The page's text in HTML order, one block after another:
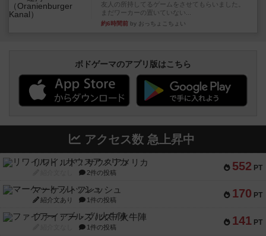
友人の所持してるゲームをさせてもらいました。
まだワーカーの置いていない...
約6時間前 by おっちょこちょい
ボドゲーマのアプリ版はこちら
アクセス数 急上昇中
552 PT
リワイルド：サウスアメリカ
2件の投稿
170 PT
マーケットフレッシュ
紹介文あり 1件の投稿
141 PT
ファイアー・ブルズ / 火牛陣
1件の投稿